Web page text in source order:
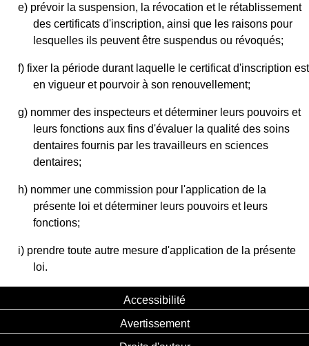
e) prévoir la suspension, la révocation et le rétablissement
des certificats d'inscription, ainsi que les raisons pour
lesquelles ils peuvent être suspendus ou révoqués;
f) fixer la période durant laquelle le certificat d'inscription est
en vigueur et pourvoir à son renouvellement;
g) nommer des inspecteurs et déterminer leurs pouvoirs et
leurs fonctions aux fins d'évaluer la qualité des soins
dentaires fournis par les travailleurs en sciences
dentaires;
h) nommer une commission pour l'application de la
présente loi et déterminer leurs pouvoirs et leurs
fonctions;
i) prendre toute autre mesure d'application de la présente
loi.
Accessibilité
Avertissement